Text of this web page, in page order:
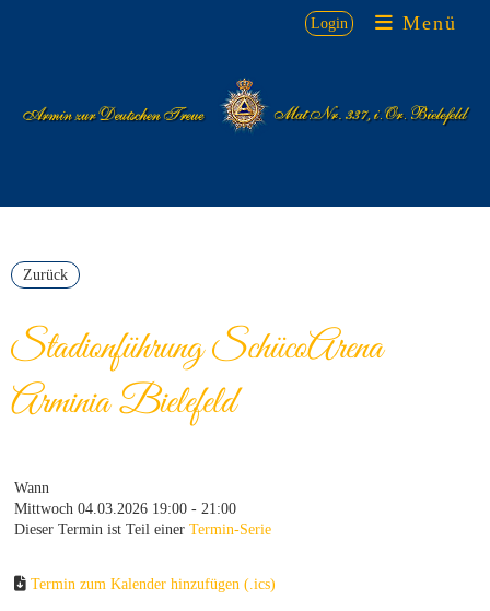
Login Menü
Zurück
Stadionführung SchücoArena
Arminia Bielefeld
Wann
Mittwoch 04.03.2026 19:00 - 21:00
Dieser Termin ist Teil einer Termin-Serie
Termin zum Kalender hinzufügen (.ics)